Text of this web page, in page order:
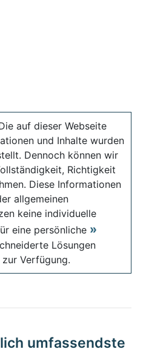
auf dieser Webseite
und Inhalte wurden
Dennoch können wir
Richtigkeit
Diese Informationen
allgemeinen
keine individuelle
eine persönliche
Lösungen
Verfügung.
umfassendste